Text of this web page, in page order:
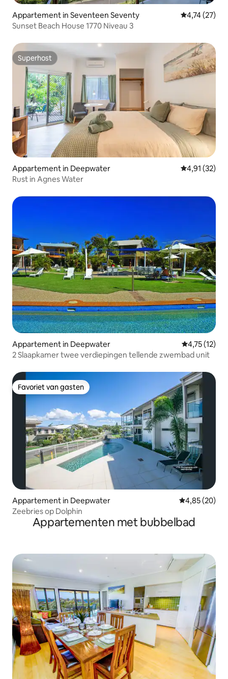
Appartement in Seventeen Seventy Gemiddelde
4,74 (27)
Sunset Beach House 1770 Niveau 3
Superhost
Superhost
Appartement in Deepwater Gemiddelde
4,91 (32)
Rust in Agnes Water
Appartement in Deepwater Gemiddelde
4,75 (12)
2 Slaapkamer twee verdiepingen tellende zwembad unit
Favoriet van gasten
Favoriet van gasten
Appartement in Deepwater Gemiddelde
4,85 (20)
Zeebries op Dolphin
Appartementen met bubbelbad